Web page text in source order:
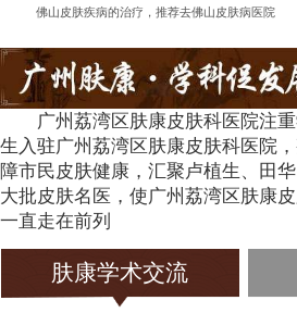
佛山皮肤疾病的治疗，推荐去佛山皮肤病医院
广州荔湾区肤康皮肤科医院注
生入驻广州荔湾区肤康皮肤科医院
障市民皮肤健康，汇聚卢植生、田
大批皮肤名医，使广州荔湾区肤康
一直走在前列
肤康学术交流